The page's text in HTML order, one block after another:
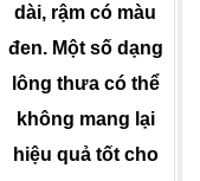
dài, rậm có màu
đen. Một số dạng
lông thưa có thể
không mang lại
hiệu quả tốt cho